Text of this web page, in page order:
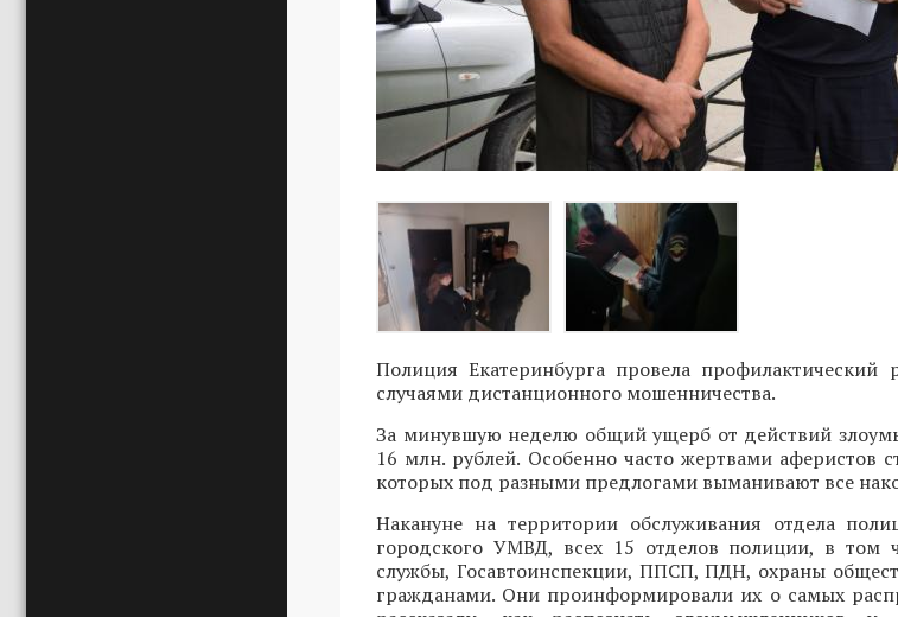
Полиция Екатеринбурга провела
случаями дистанционного мошенничества.
За минувшую неделю общий ущерб от действий
16 млн. рублей. Особенно часто жертвами аферистов
которых под разными предлогами выманивают все
Накануне на территории обслуживания отдела
городского УМВД, всех 15 отделов полиции, в том
службы, Госавтоинспекции, ППСП, ПДН, охраны
гражданами. Они проинформировали их о самых